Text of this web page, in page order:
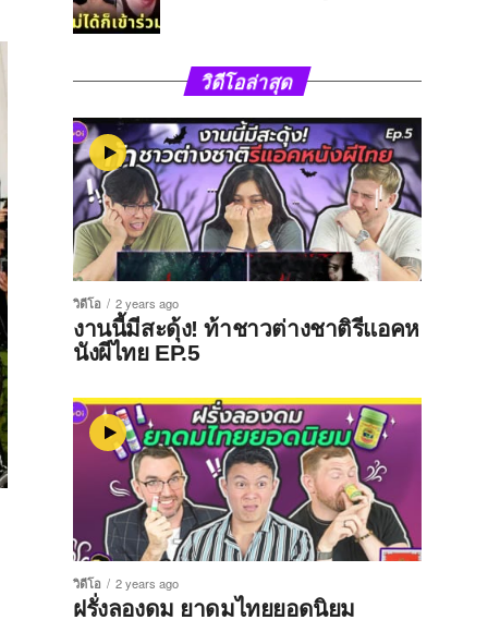
วิดีโอล่าสุด
วิดีโอ 2 years ago
งานนี้มีสะดุ้ง! ท้าชาวต่างชาติรีแอคห
นังผีไทย EP.5
วิดีโอ 2 years ago
ฝรั่งลองดม ยาดมไทยยอดนิยม